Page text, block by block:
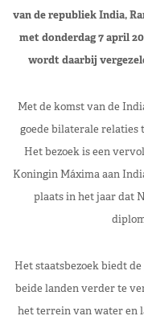
van de republiek India,
met donderdag 7 april
wordt daarbij
Met de komst van de
goede bilaterale relaties
Het bezoek is een
Koningin Máxima aan
plaats in het jaar dat
Het staatsbezoek biedt
beide landen verder te
het terrein van water en